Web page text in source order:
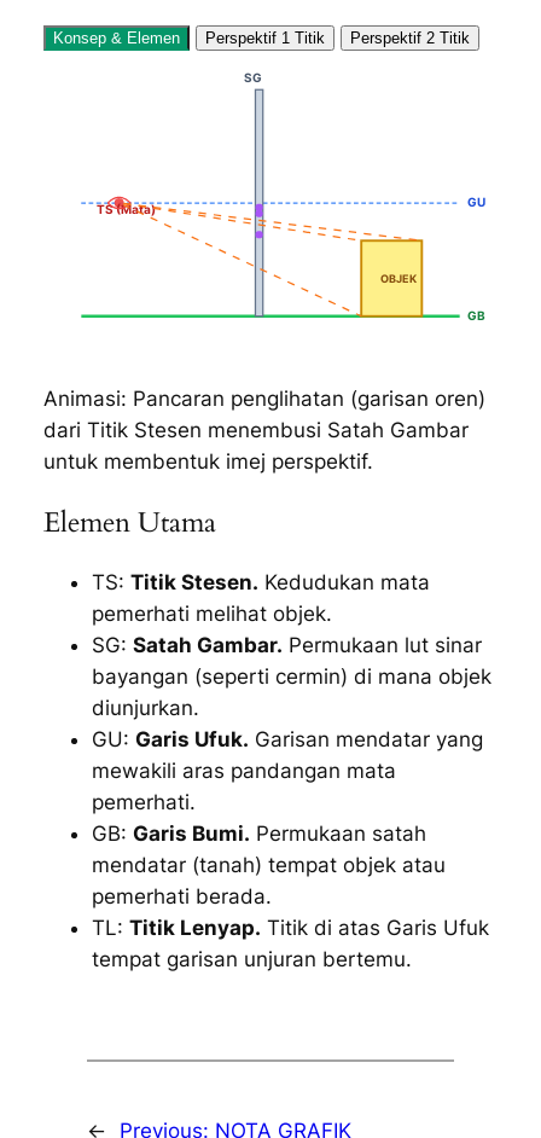
Konsep & Elemen Perspektif 1 Titik Perspektif 2 Titik
GB
GU
SG
OBJEK
TS (Mata)
Animasi: Pancaran penglihatan (garisan oren)
dari Titik Stesen menembusi Satah Gambar
untuk membentuk imej perspektif.
Elemen Utama
TS: Titik Stesen. Kedudukan mata
pemerhati melihat objek.
SG: Satah Gambar. Permukaan lut sinar
bayangan (seperti cermin) di mana objek
diunjurkan.
GU: Garis Ufuk. Garisan mendatar yang
mewakili aras pandangan mata
pemerhati.
GB: Garis Bumi. Permukaan satah
mendatar (tanah) tempat objek atau
pemerhati berada.
TL: Titik Lenyap. Titik di atas Garis Ufuk
tempat garisan unjuran bertemu.
← Previous: NOTA GRAFIK